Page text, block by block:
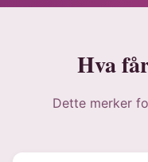
Hva
Dette merker